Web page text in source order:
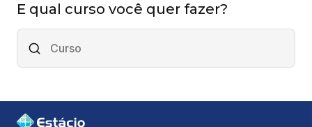
E qual curso você quer fazer?